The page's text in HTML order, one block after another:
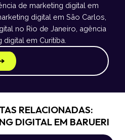
de marketing digital em
digital em São Carlos,
no Rio de Janeiro, agência
digital em Curitiba.
RELACIONADAS:
DIGITAL EM BARUERI